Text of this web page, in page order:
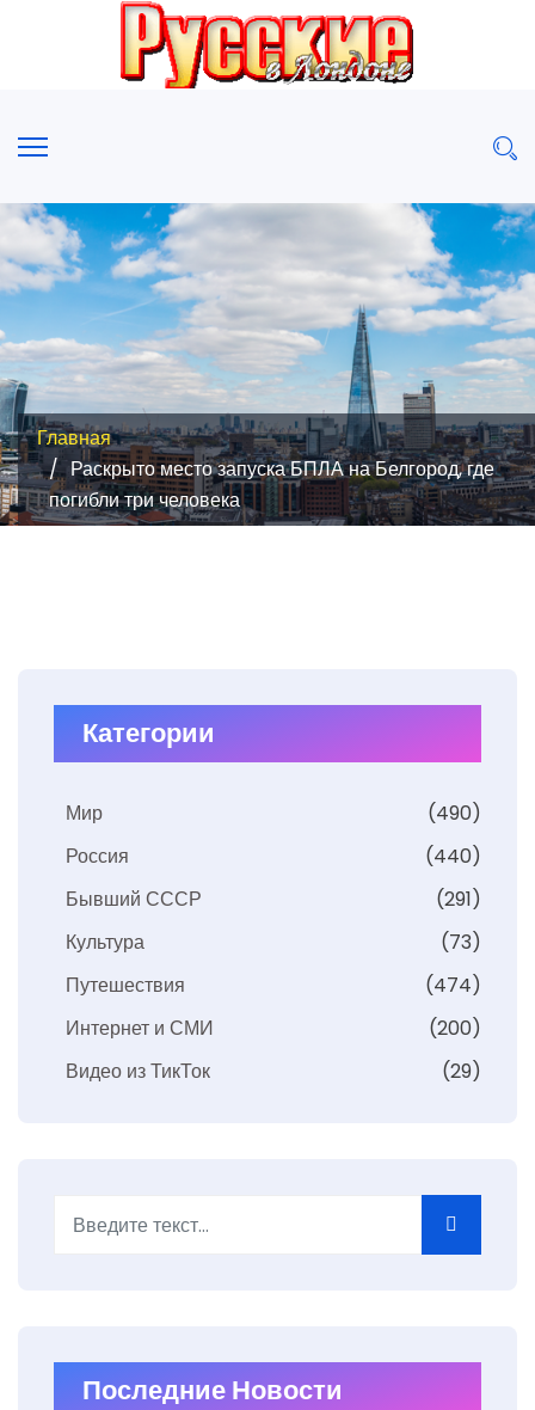
Главная
Раскрыто место запуска БПЛА на Белгород, где
погибли три человека
Категории
Мир
(490)
Россия
(440)
Бывший СССР
(291)
Культура
(73)
Путешествия
(474)
Интернет и СМИ
(200)
Видео из ТикТок
(29)
Последние Новости